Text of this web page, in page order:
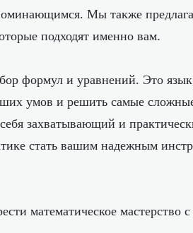
Мы также
подходят именно вам.
формул и уравнений. Это
умов и решить самые
захватывающий и
стать вашим надежным
математическое мастерство